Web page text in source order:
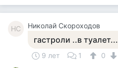
НС Николай Скороходов
гастроли ..в туалет...
9 лет 1
0